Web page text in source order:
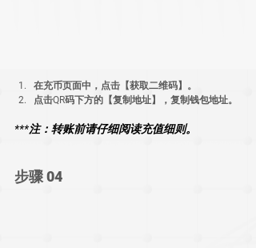
在充币页面中，点击【获取二维码】。
点击QR码下方的【复制地址】，复制钱包地址。
***注：转账前请仔细阅读充值细则。
步骤 04